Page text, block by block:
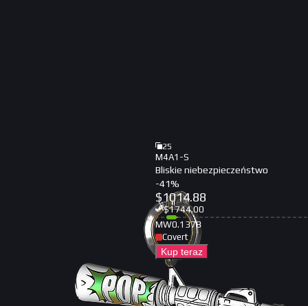
25
M4A1-S
Bliskie niebezpieczeństwo
-41%
$1014.88
$1744.00
MW0.1378
Covert
Kup teraz